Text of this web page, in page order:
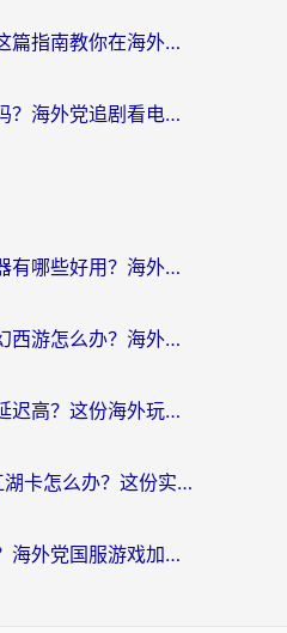
国外看中超总卡？这篇指南教你在海外流畅看体育赛事+中文解说（附避坑技巧）
优酷视频海外能看吗？海外党追剧看电影的终极解决方案来了
闪耀暖暖国外加速器有哪些好用？海外党亲测的国服游戏加速终极指南
在柬埔寨打不开梦幻西游怎么办？海外玩家国服游戏加速终极指南
国外打欢乐斗地主延迟高？这份海外玩家国服游戏加速指南帮你解决卡顿烦恼
非洲玩剑网3指尖江湖卡怎么办？这份实测有效的国服游戏加速指南请收好
逆战在美国玩很卡？海外党国服游戏加速终极指南（附DNF宝可梦加速技巧）